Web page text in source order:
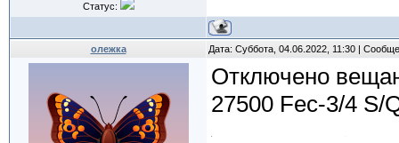
Статус:
олежка Дата: Суббота, 04.06.2022, 11:30 |
Отключено
27500 Fec-3/4 S/